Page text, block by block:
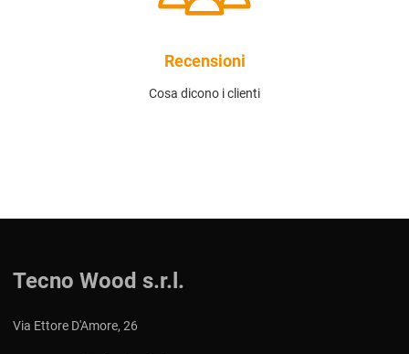
Recensioni
Cosa dicono i clienti
Tecno Wood s.r.l.
Via Ettore D'Amore, 26